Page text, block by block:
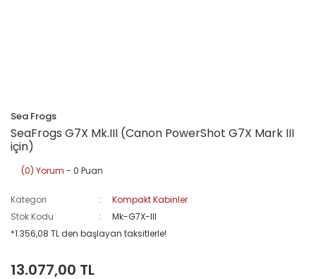
Sea Frogs
SeaFrogs G7X Mk.III (Canon PowerShot G7X Mark III
için)
(0) Yorum - 0 Puan
Kategori
Kompakt Kabinler
Stok Kodu
Mk-G7X-III
*1.356,08 TL den başlayan taksitlerle!
13.077,00 TL